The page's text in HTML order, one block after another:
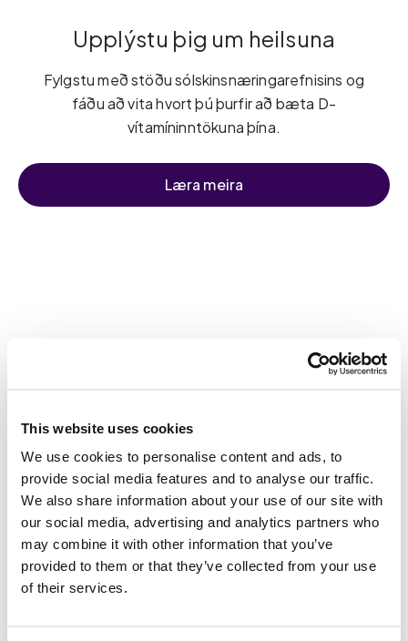
This website uses cookies
We use cookies to personalise content and ads, to
provide social media features and to analyse our traffic.
We also share information about your use of our site with
our social media, advertising and analytics partners who
may combine it with other information that you’ve
provided to them or that they’ve collected from your use
of their services.
Upplýstu þig um heilsuna
Fylgstu með stöðu sólskinsnæringarefnisins og
fáðu að vita hvort þú þurfir að bæta D-
vítamíninntökuna þína.
Læra meira